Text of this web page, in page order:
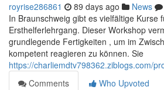
royrise286861 89 days ago News
In Braunschweig gibt es vielfältige Kurse
Ersthelferlehrgang. Dieser Workshop
grundlegende Fertigkeiten , um im
kompetent reagieren zu können. Sie
https://charliemdtv798362.ziblogs.com/
Comments
Who Upvoted